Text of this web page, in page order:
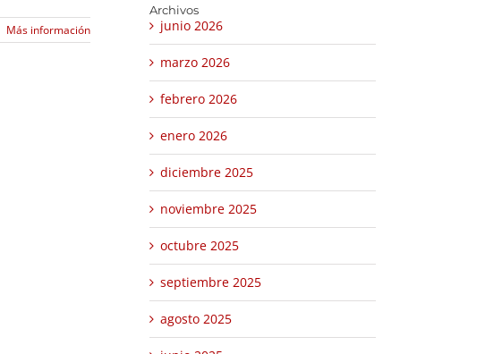
Más información
Archivos
junio 2026
marzo 2026
febrero 2026
enero 2026
diciembre 2025
noviembre 2025
octubre 2025
septiembre 2025
agosto 2025